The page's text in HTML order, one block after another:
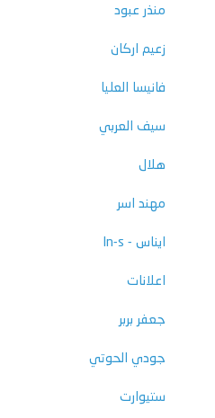
منذر عبود
زعيم اركان
فانيسا العليا
سيف العربي
هلال
مهند اسر
ايناس - In-s
اعلانات
جعفر بربر
جودي الحوتي
ستيوارت